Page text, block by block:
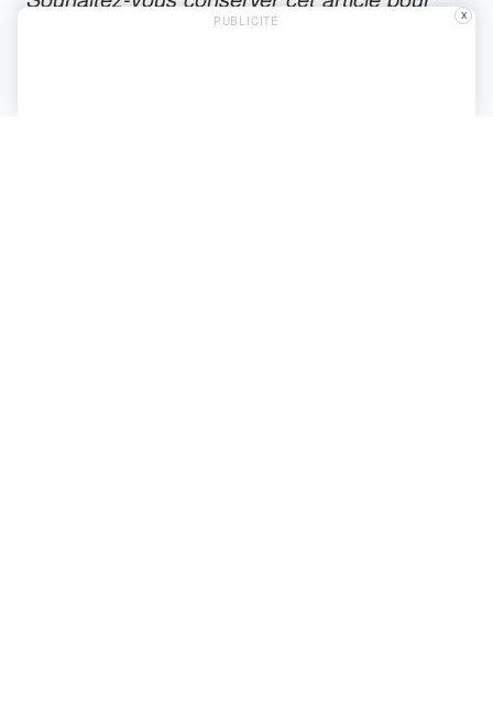
plus tard ? Pinez-le surPinterest.
PUBLICITÉ X